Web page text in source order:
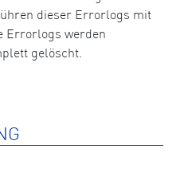
dieser Errorlogs mit
Errorlogs werden
gelöscht.